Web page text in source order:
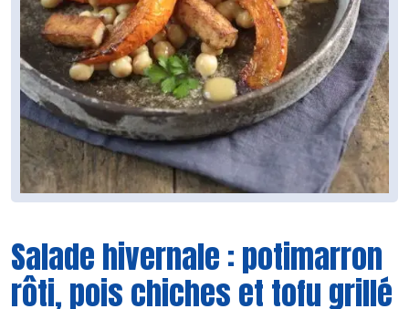
Salade hivernale : potimarron
rôti, pois chiches et tofu grillé